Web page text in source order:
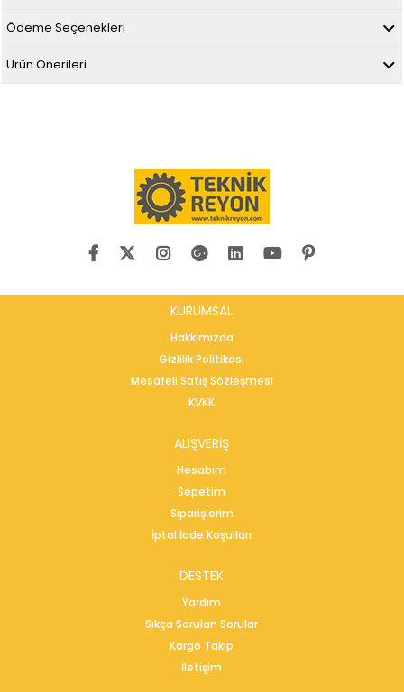
Ödeme Seçenekleri
Ürün Önerileri
KURUMSAL
Hakkımızda
Gizlilik Politikası
Mesafeli Satış Sözleşmesi
KVKK
ALIŞVERİŞ
Hesabım
Sepetim
Siparişlerim
İptal İade Koşulları
DESTEK
Yardım
Sıkça Sorulan Sorular
Kargo Takip
İletişim